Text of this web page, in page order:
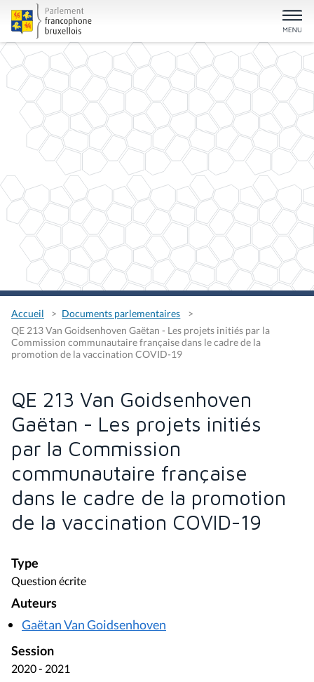
Accueil
Documents parlementaires
QE 213 Van Goidsenhoven Gaëtan - Les projets initiés par la
Commission communautaire française dans le cadre de la
promotion de la vaccination COVID-19
QE 213 Van Goidsenhoven
Gaëtan - Les projets initiés
par la Commission
communautaire française
dans le cadre de la promotion
de la vaccination COVID-19
Type
Question écrite
Auteurs
Gaëtan Van Goidsenhoven
Session
2020 - 2021